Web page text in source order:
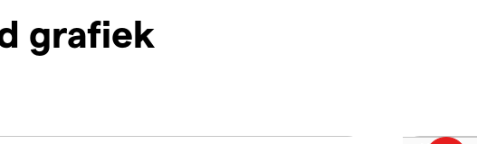
grafiek